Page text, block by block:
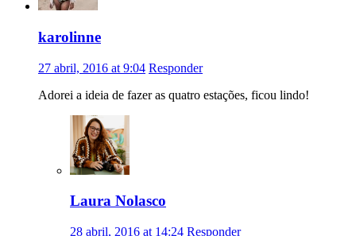
karolinne
27 abril, 2016 at 9:04 Responder
Adorei a ideia de fazer as quatro estações, ficou lindo!
Laura Nolasco
28 abril, 2016 at 14:24 Responder